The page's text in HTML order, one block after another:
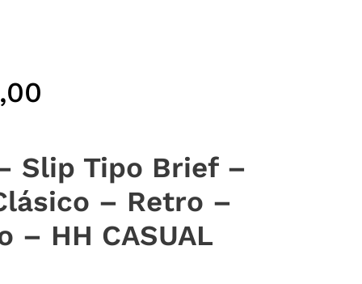
Slip Tipo Brief –
– Retro –
– HH CASUAL